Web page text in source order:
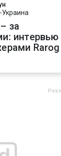
за
интервью
Rarog